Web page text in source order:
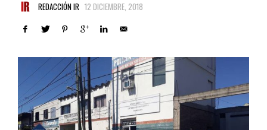
REDACCIÓN IR 12 DICIEMBRE, 2018